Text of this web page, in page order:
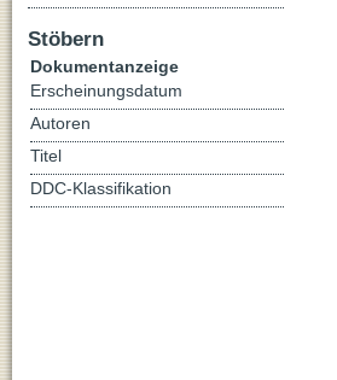
Stöbern
Dokumentanzeige
Erscheinungsdatum
Autoren
Titel
DDC-Klassifikation